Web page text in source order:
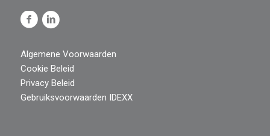
Algemene Voorwaarden
Cookie Beleid
Privacy Beleid
Gebruiksvoorwaarden IDEXX